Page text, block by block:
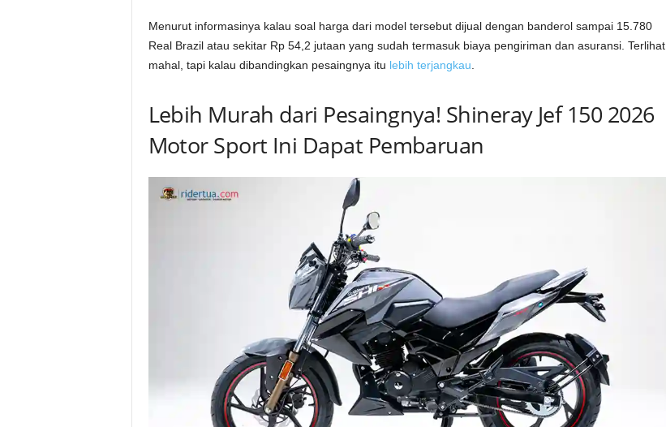
Menurut informasinya kalau soal harga dari model tersebut dijual dengan banderol sampai 15.780
Real Brazil atau sekitar Rp 54,2 jutaan yang sudah termasuk biaya pengiriman dan asuransi. Terlihat
mahal, tapi kalau dibandingkan pesaingnya itu lebih terjangkau
Lebih Murah dari Pesaingnya! Shineray Jef 150 2026
Motor Sport Ini Dapat Pembaruan